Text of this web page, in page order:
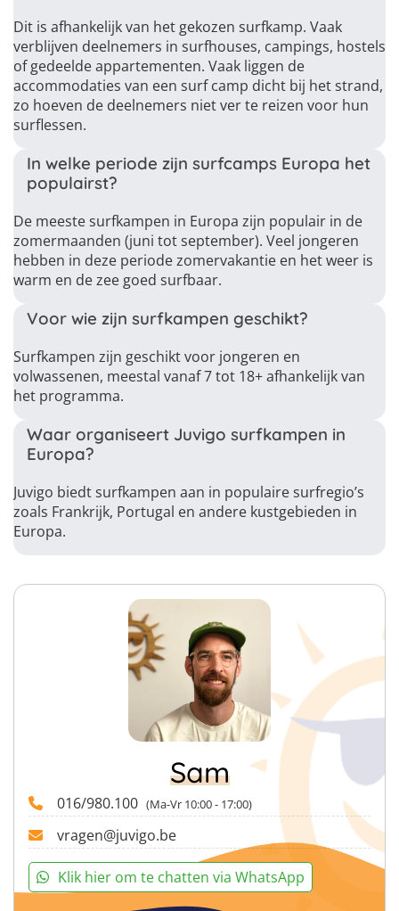
Sam
016/980.100 (Ma-Vr 10:00 - 17:00)
vragen@juvigo.be
Klik hier om te chatten via WhatsApp
Dit is afhankelijk van het gekozen surfkamp. Vaak
verblijven deelnemers in surfhouses, campings, hostels
of gedeelde appartementen. Vaak liggen de
accommodaties van een surf camp dicht bij het strand,
zo hoeven de deelnemers niet ver te reizen voor hun
surflessen.
In welke periode zijn surfcamps Europa het
populairst?
De meeste surfkampen in Europa zijn populair in de
zomermaanden (juni tot september). Veel jongeren
hebben in deze periode zomervakantie en het weer is
warm en de zee goed surfbaar.
Voor wie zijn surfkampen geschikt?
Surfkampen zijn geschikt voor jongeren en
volwassenen, meestal vanaf 7 tot 18+ afhankelijk van
het programma.
Waar organiseert Juvigo surfkampen in
Europa?
Juvigo biedt surfkampen aan in populaire surfregio’s
zoals Frankrijk, Portugal en andere kustgebieden in
Europa.